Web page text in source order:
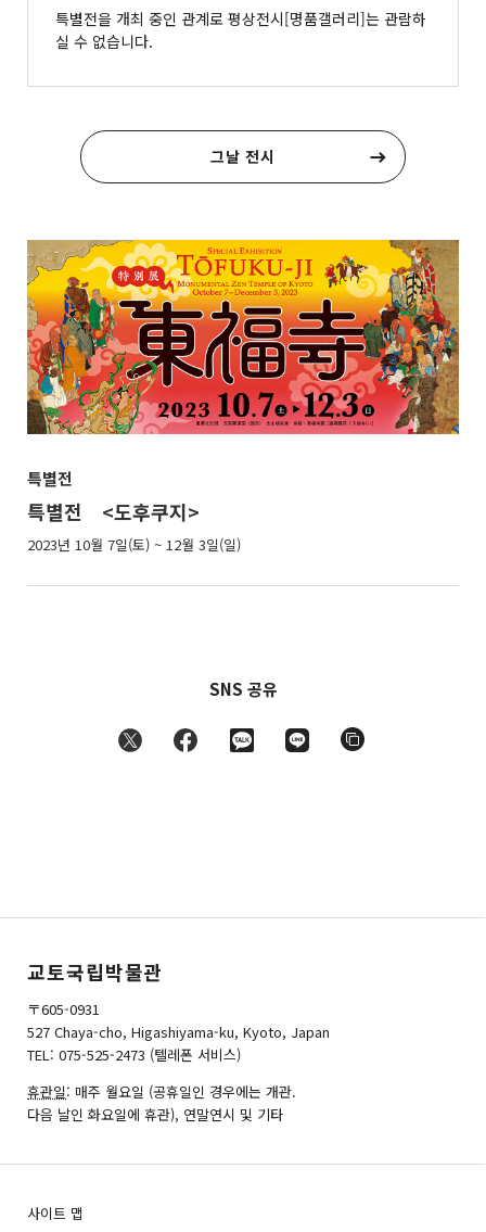
특별전을 개최 중인 관계로 평상전시[명품갤러리]는 관람하
실 수 없습니다.
그날 전시
특별전
특별전 <도후쿠지>
2023년 10월 7일(토) ~ 12월 3일(일)
SNS 공유
교토국립박물관
〒605-0931
527 Chaya-cho, Higashiyama-ku, Kyoto, Japan
TEL: 075-525-2473 (텔레폰 서비스)
휴관일: 매주 월요일 (공휴일인 경우에는 개관.
다음 날인 화요일에 휴관), 연말연시 및 기타
사이트 맵